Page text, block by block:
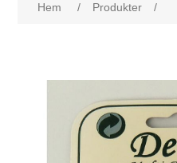
Hem / Produkter /